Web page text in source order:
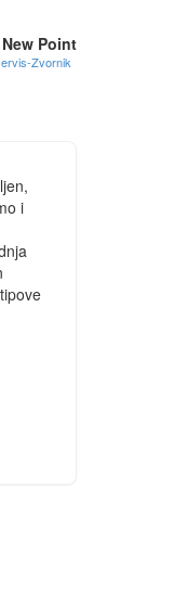
Point
Zvornik
i